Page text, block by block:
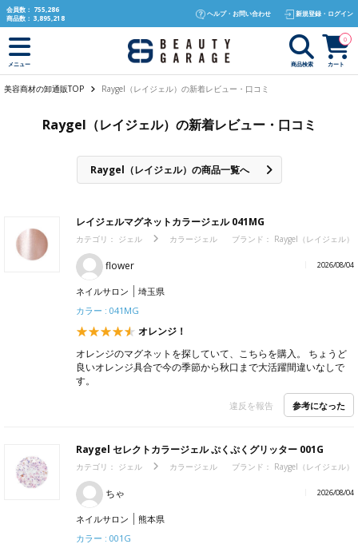
text.skipToContent
text.skipToNavigation
会員数： 755,286
商品数： 3,895,218
ヘルプ・お問い合わせ 新規登録・ログイン
メニュー 商品検索 カート
0
美容商材の卸通販TOP Raygel（レイジェル）の新着レビュー・口コミ
Raygel（レイジェル）の新着レビュー・口コミ
Raygel（レイジェル）の商品一覧へ
レイジェルマグネットカラージェル 041MG
カテゴリ： ジェル カラージェル ブランド： Raygel（レイジェル）
flower 2026/08/04
ネイルサロン
埼玉県
カラー : 041MG
オレンジ！
オレンジのマグネットを探していて、こちらを購入。 ちょうど
良いオレンジ具合で今の季節から秋口まで大活躍間違いなしで
す。
違反を報告 参考になった
Raygel セレクトカラージェル ぷくぷくグリッター 001G
カテゴリ： ジェル カラージェル ブランド： Raygel（レイジェル）
ちゃ 2026/08/04
ネイルサロン
熊本県
カラー : 001G